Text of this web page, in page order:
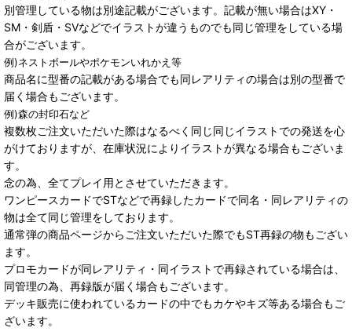
別管理している物は別途記載がございます。記載が無い場合はXY・
SM・剣盾・SVなどでイラストが違うものでも同じ管理をしている場
合がございます。
例)ネストボールやポケモンいれかえ等
商品名に型番の記載がある場合でも同レアリティの場合は別の型番で
届く場合もございます。
例)森の封印石など
複数枚ご注文いただいた際はなるべく同じ同じイラストでの発送を心
がけておりますが、在庫状況によりイラストが異なる場合もございま
す。
念の為、全てプレイ用とさせていただきます。
ワンピースカードでSTなどで再録したカードで同名・同レアリティの
物は全て同じ管理をしております。
通常弾の商品ページからご注文いただいた際でもST再録の物もござい
ます。
プロモカードが同レアリティ・同イラストで再録されている場合は、
同管理の為、再録版が届く場合もございます。
デッキ販売に使われているカードの中でもカケやキズ等ある場合もご
ざいます。